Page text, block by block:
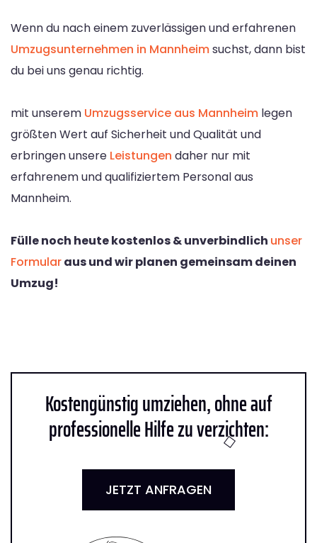
Wenn du nach einem zuverlässigen und erfahrenen
Umzugsunternehmen in Mannheimsuchst, dann bist
du bei uns genau richtig.
mit unserem Umzugsservice aus Mannheim legen
größten Wert auf Sicherheit und Qualität und
erbringen unsere Leistungen daher nur mit
erfahrenem und qualifiziertem Personal aus
Mannheim.
Fülle noch heute kostenlos & unverbindlich unser
Formularaus und wir planen gemeinsam deinen
Umzug!
Kostengünstig umziehen, ohne auf
professionelle Hilfe zu verzichten:
JETZT ANFRAGEN